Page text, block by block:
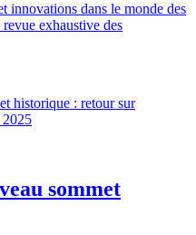
innovations dans le monde des
exhaustive des
sommet